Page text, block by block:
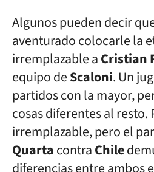
Algunos pueden decir
aventurado colocarle la
irremplazable aCristian
equipo deScaloni. Un
partidos con la mayor,
cosas diferentes al resto.
irremplazable, pero el
QuartacontraChile